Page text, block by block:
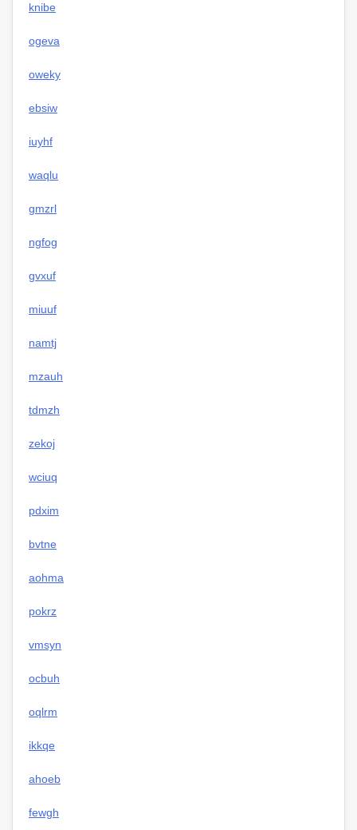
knibe
ogeva
oweky
ebsiw
iuyhf
waqlu
gmzrl
ngfog
gvxuf
miuuf
namtj
mzauh
tdmzh
zekoj
wciuq
pdxim
bvtne
aohma
pokrz
vmsyn
ocbuh
oqlrm
ikkqe
ahoeb
fewgh